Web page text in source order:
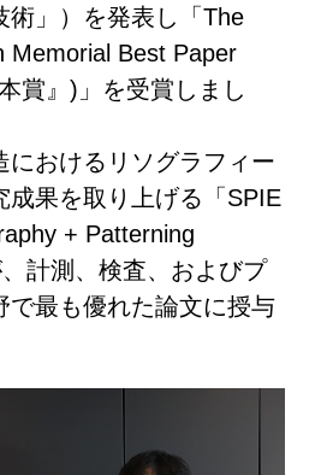
術」）を発表し「The
Memorial Best Paper
賞』)」を受賞しまし
におけるリソグラフィー
成果を取り上げる「SPIE
+ Patterning
計測、検査、およびプ
で最も優れた論文に授与